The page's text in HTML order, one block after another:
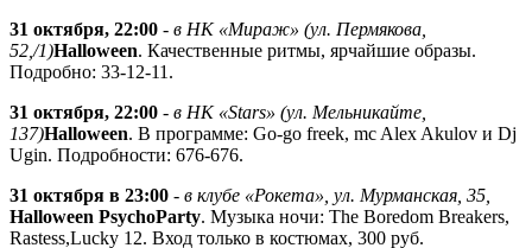
31 октября, 22:00 - в НК «Мираж» (ул. Пермякова,
52,/1)Halloween. Качественные ритмы, ярчайшие образы.
Подробно: 33-12-11.
31 октября, 22:00 - в НК «Stars» (ул. Мельникайте,
137)Halloween. В программе: Go-go freek, mc Alex Akulov и Dj
Ugin. Подробности: 676-676.
31 октября в 23:00 - в клубе «Рокета», ул. Мурманская, 35,
Halloween PsychoParty. Музыка ночи: The Boredom Breakers,
Rastess,Lucky 12. Вход только в костюмах, 300 руб.